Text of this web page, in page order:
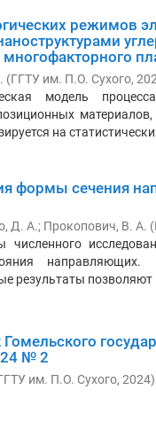
режимов
(ГГТУ им. П.О. Сухого,
модель
на
формы сечения
Д. А.; Прокопович, В. А. (
численного
результаты позволяют
№ 2
им. П.О. Сухого, 2024)